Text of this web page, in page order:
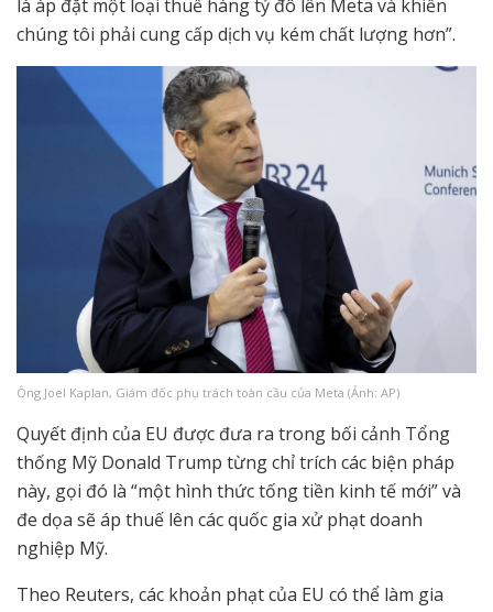
là áp đặt một loại thuế hàng tỷ đô lên Meta và khiến
chúng tôi phải cung cấp dịch vụ kém chất lượng hơn”.
Ông Joel Kaplan, Giám đốc phụ trách toàn cầu của Meta (Ảnh: AP)
Quyết định của EU được đưa ra trong bối cảnh Tổng
thống Mỹ Donald Trump từng chỉ trích các biện pháp
này, gọi đó là “một hình thức tống tiền kinh tế mới” và
đe dọa sẽ áp thuế lên các quốc gia xử phạt doanh
nghiệp Mỹ.
Theo Reuters, các khoản phạt của EU có thể làm gia